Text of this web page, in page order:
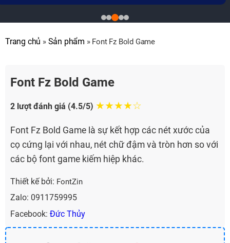
Trang chủ » Sản phẩm » Font Fz Bold Game
Font Fz Bold Game
2 lượt đánh giá (4.5/5) ★★★★☆
Font Fz Bold Game là sự kết hợp các nét xước của
cọ cứng lại với nhau, nét chữ đậm và tròn hơn so với
các bộ font game kiếm hiệp khác.
Thiết kế bởi: FontZin
Zalo: 0911759995
Facebook: Đức Thủy